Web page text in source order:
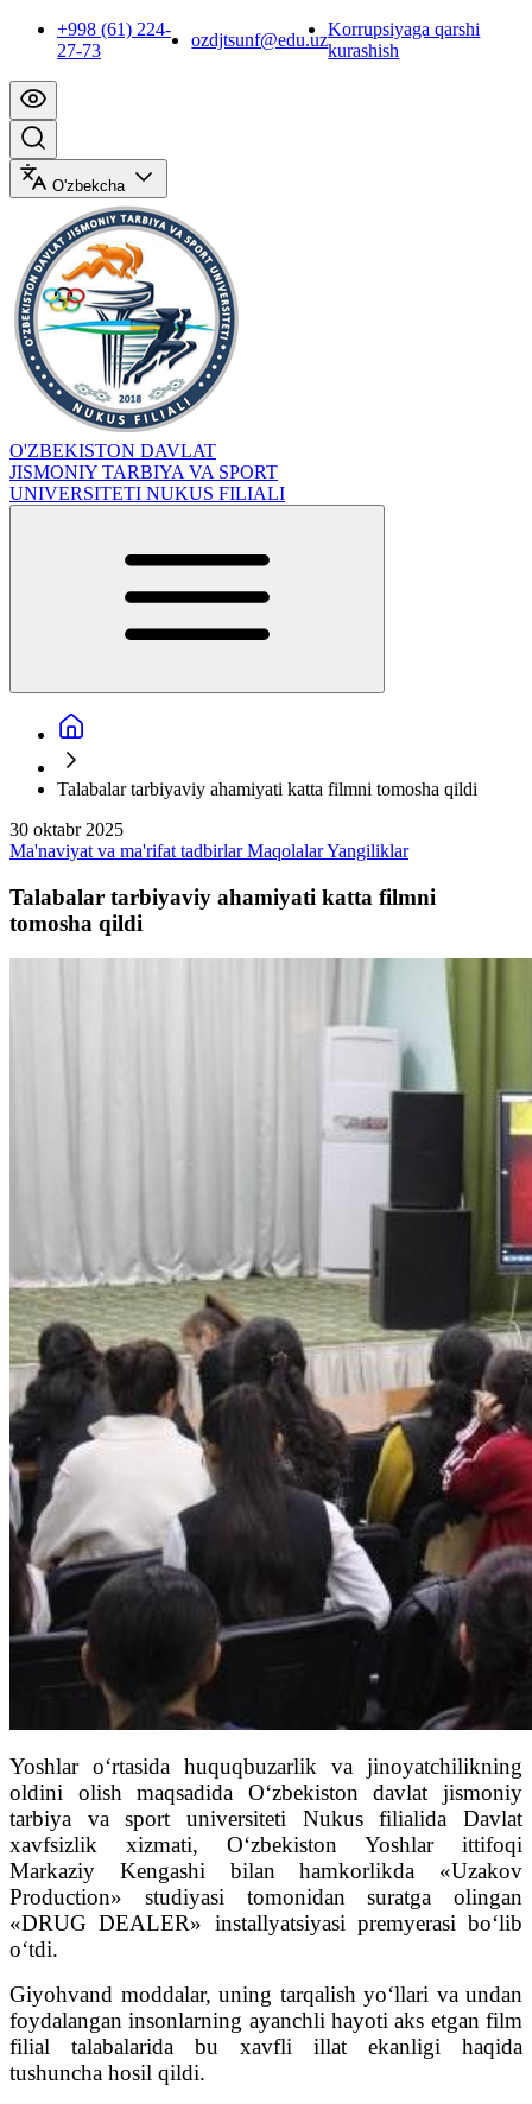
+998 (61) 224-
27-73
ozdjtsunf@edu.uz
Korrupsiyaga qarshi
kurashish
O'zbekcha
O'ZBEKISTON DAVLAT
JISMONIY TARBIYA VA SPORT
UNIVERSITETI NUKUS FILIALI
Talabalar tarbiyaviy ahamiyati katta filmni tomosha qildi
30 oktabr 2025
Ma'naviyat va ma'rifat tadbirlarMaqolalarYangiliklar
Talabalar tarbiyaviy ahamiyati katta filmni
tomosha qildi
Yoshlar o‘rtasida huquqbuzarlik va jinoyatchilikning
oldini olish maqsadida O‘zbekiston davlat jismoniy
tarbiya va sport universiteti Nukus filialida Davlat
xavfsizlik xizmati, O‘zbekiston Yoshlar ittifoqi
Markaziy Kengashi bilan hamkorlikda «Uzakov
Production» studiyasi tomonidan suratga olingan
«DRUG DEALER» installyatsiyasi premyerasi bo‘lib
o‘tdi.
Giyohvand moddalar, uning tarqalish yo‘llari va undan
foydalangan insonlarning ayanchli hayoti aks etgan film
filial talabalarida bu xavfli illat ekanligi haqida
tushuncha hosil qildi.